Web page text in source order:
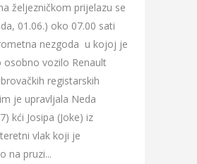
željezničkom prijelazu se
01.06.) oko 07.00 sati
nezgoda u kojoj je
osobno vozilo Renault
registarskih
je upravljala Neda
kći Josipa (Joke) iz
vlak koji je
na pruzi...